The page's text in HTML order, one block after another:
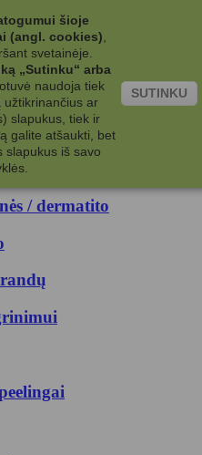
/ dermatito
šioje
(angl. cookies)
svetainėje.
„Sutinku“ arba
naudoja tiek
užtikrinančius ar
slapukus, tiek ir
galite atšaukti, bet
slapukus iš savo
SUTINKU